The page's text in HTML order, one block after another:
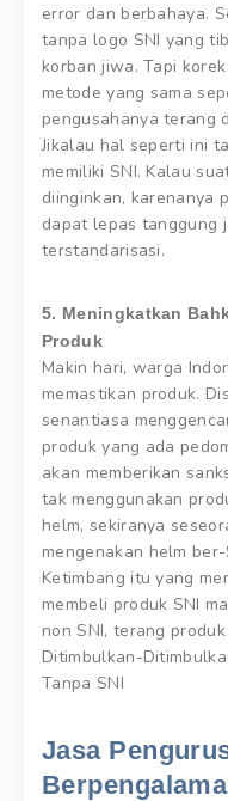
error dan berbahaya.
tanpa logo SNI yang
korban jiwa. Tapi
metode yang sama
pengusahanya terang
Jikalau hal seperti ini
memiliki SNI. Kalau
diinginkan, karenanya
dapat lepas tanggung
terstandarisasi.
5. Meningkatkan
Produk
Makin hari, warga
memastikan produk.
senantiasa
produk yang ada
akan memberikan
tak menggunakan
helm, sekiranya
mengenakan helm
Ketimbang itu yang
membeli produk SNI
non SNI, terang
Ditimbulkan-
Tanpa SNI
Jasa